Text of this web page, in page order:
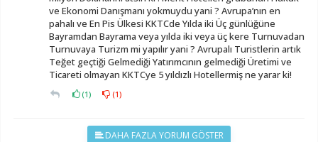
ve Ekonomi Danışmanı yokmuydu yani ? Avrupa’nın en
pahalı ve En Pis Ülkesi KKTCde Yılda iki Üç günlüğüne
Bayramdan Bayrama veya yılda iki veya üç kere Turnuvadan
Turnuvaya Turizm mi yapılır yani ? Avrupalı Turistlerin artık
Teğet geçtiği Gelmediği Yatırımcının gelmediği Üretimi ve
Ticareti olmayan KKTCye 5 yıldızlı Hotellermiş ne yarar ki!
(1) (1)
DAHA FAZLA YORUM GÖSTER